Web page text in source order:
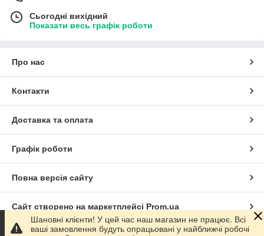
Сьогодні вихідний
Показати весь графік роботи
Про нас
Контакти
Доставка та оплата
Графік роботи
Повна версія сайту
Сайт створено на маркетплейсі Prom.ua
Шановні клієнти! У цей час наш магазин не працює. Всі
ваші замовлення будуть опрацьовані у найближчі робочі